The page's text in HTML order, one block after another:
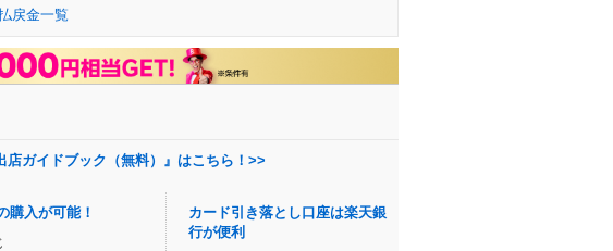
戻金一覧
店ガイドブック（無料）』はこちら！>>
購入が可能！
カード引き落とし口座は楽天銀
行が便利